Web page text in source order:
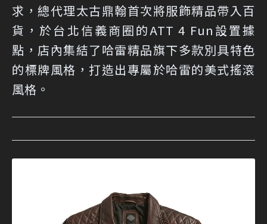
求，總代理太古鼎翰首次將服飾精品帶入百
貨，於台北信義商圈的ATT 4 Fun設置據
點，店內集結了哈雷精品旗下多款別具特色
的標牌風格，打造出專屬於哈雷的美式搖滾
風格。